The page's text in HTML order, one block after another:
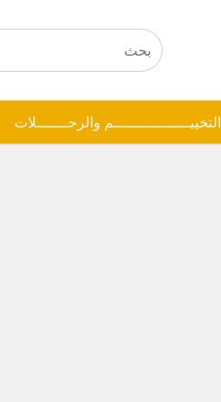
التخييـــــــــــــــــم والرحـــــــلات